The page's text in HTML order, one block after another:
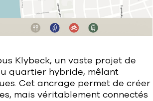
Klybeck, un vaste projet de
quartier hybride, mêlant
Cet ancrage permet de créer
mais véritablement connectés